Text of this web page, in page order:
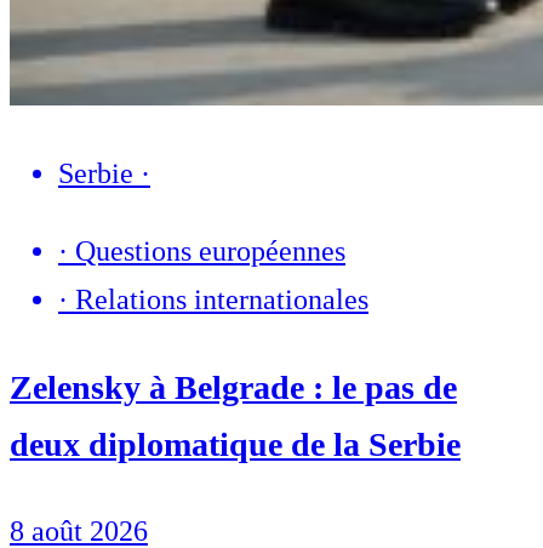
Serbie ·
· Questions européennes
· Relations internationales
Zelensky à Belgrade : le pas de
deux diplomatique de la Serbie
8 août 2026